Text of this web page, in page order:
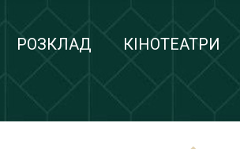
РОЗКЛАД КІНОТЕАТРИ